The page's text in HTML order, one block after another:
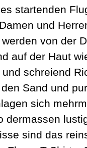
startenden
und
von der
auf der Haut
schreiend
Sand und
sich
dermassen
sind das